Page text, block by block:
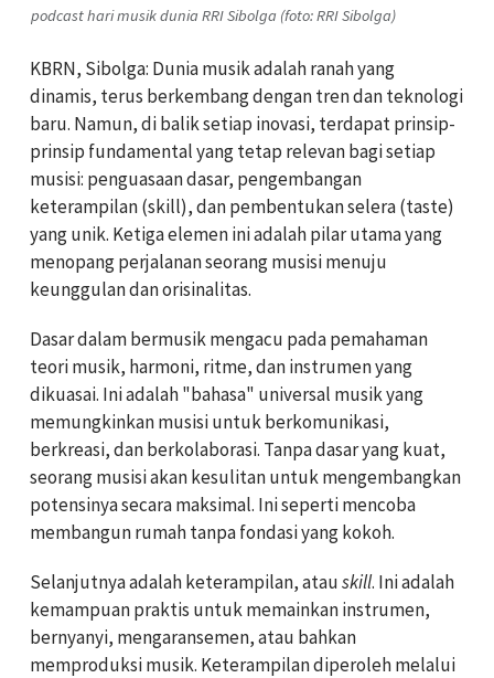
podcast hari musik dunia RRI Sibolga (foto: RRI Sibolga)
KBRN, Sibolga: Dunia musik adalah ranah yang
dinamis, terus berkembang dengan tren dan teknologi
baru. Namun, di balik setiap inovasi, terdapat prinsip-
prinsip fundamental yang tetap relevan bagi setiap
musisi: penguasaan dasar, pengembangan
keterampilan (skill), dan pembentukan selera (taste)
yang unik. Ketiga elemen ini adalah pilar utama yang
menopang perjalanan seorang musisi menuju
keunggulan dan orisinalitas.
Dasar dalam bermusik mengacu pada pemahaman
teori musik, harmoni, ritme, dan instrumen yang
dikuasai. Ini adalah "bahasa" universal musik yang
memungkinkan musisi untuk berkomunikasi,
berkreasi, dan berkolaborasi. Tanpa dasar yang kuat,
seorang musisi akan kesulitan untuk mengembangkan
potensinya secara maksimal. Ini seperti mencoba
membangun rumah tanpa fondasi yang kokoh.
Selanjutnya adalah keterampilan, atauskill. Ini adalah
kemampuan praktis untuk memainkan instrumen,
bernyanyi, mengaransemen, atau bahkan
memproduksi musik. Keterampilan diperoleh melalui